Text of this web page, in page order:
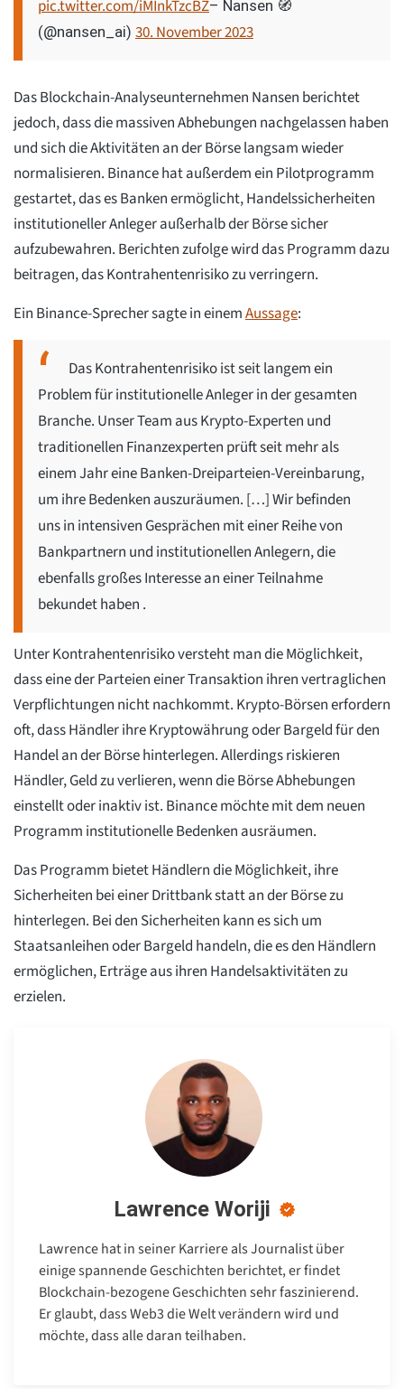
pic.twitter.com/iMInkTzcBZ– Nansen 🧭
(@nansen_ai) 30. November 2023
Das Blockchain-Analyseunternehmen Nansen berichtet
jedoch, dass die massiven Abhebungen nachgelassen haben
und sich die Aktivitäten an der Börse langsam wieder
normalisieren. Binance hat außerdem ein Pilotprogramm
gestartet, das es Banken ermöglicht, Handelssicherheiten
institutioneller Anleger außerhalb der Börse sicher
aufzubewahren. Berichten zufolge wird das Programm dazu
beitragen, das Kontrahentenrisiko zu verringern.
Ein Binance-Sprecher sagte in einemAussage:
Das Kontrahentenrisiko ist seit langem ein
Problem für institutionelle Anleger in der gesamten
Branche. Unser Team aus Krypto-Experten und
traditionellen Finanzexperten prüft seit mehr als
einem Jahr eine Banken-Dreiparteien-Vereinbarung,
um ihre Bedenken auszuräumen. […] Wir befinden
uns in intensiven Gesprächen mit einer Reihe von
Bankpartnern und institutionellen Anlegern, die
ebenfalls großes Interesse an einer Teilnahme
bekundet haben .
Unter Kontrahentenrisiko versteht man die Möglichkeit,
dass eine der Parteien einer Transaktion ihren vertraglichen
Verpflichtungen nicht nachkommt. Krypto-Börsen erfordern
oft, dass Händler ihre Kryptowährung oder Bargeld für den
Handel an der Börse hinterlegen. Allerdings riskieren
Händler, Geld zu verlieren, wenn die Börse Abhebungen
einstellt oder inaktiv ist. Binance möchte mit dem neuen
Programm institutionelle Bedenken ausräumen.
Das Programm bietet Händlern die Möglichkeit, ihre
Sicherheiten bei einer Drittbank statt an der Börse zu
hinterlegen. Bei den Sicherheiten kann es sich um
Staatsanleihen oder Bargeld handeln, die es den Händlern
ermöglichen, Erträge aus ihren Handelsaktivitäten zu
erzielen.
Lawrence Woriji
Lawrence hat in seiner Karriere als Journalist über
einige spannende Geschichten berichtet, er findet
Blockchain-bezogene Geschichten sehr faszinierend.
Er glaubt, dass Web3 die Welt verändern wird und
möchte, dass alle daran teilhaben.